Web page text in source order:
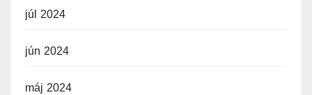
júl 2024
jún 2024
máj 2024